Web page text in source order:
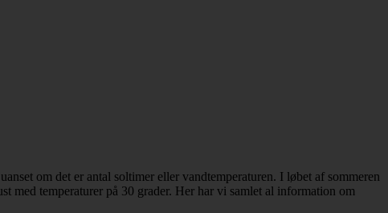
om det er antal soltimer eller vandtemperaturen. I løbet af sommeren
med temperaturer på 30 grader. Her har vi samlet al information om